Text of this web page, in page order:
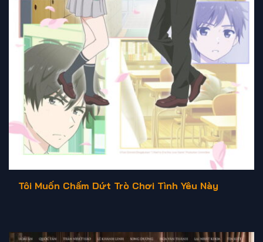
Tôi Muốn Chấm Dứt Trò Chơi Tình Yêu Này